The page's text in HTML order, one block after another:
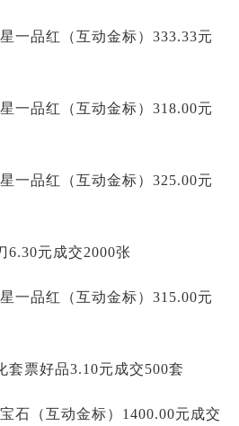
一品红（互动金标）333.33元
一品红（互动金标）318.00元
一品红（互动金标）325.00元
6.30元成交2000张
一品红（互动金标）315.00元
套票好品3.10元成交500套
石（互动金标）1400.00元成交